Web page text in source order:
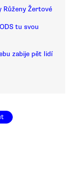
Žertové
tu svou
zabije pět lidí